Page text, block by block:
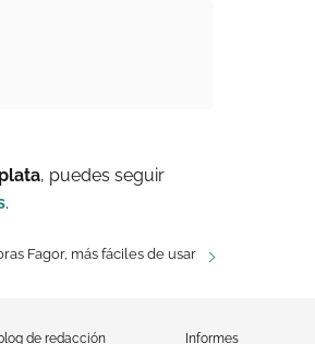
, puedes seguir
.
Fagor, más fáciles de usar
de redacción Informes